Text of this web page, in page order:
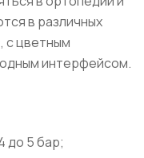
в различных
с цветным
интерфейсом.
до 5 бар;